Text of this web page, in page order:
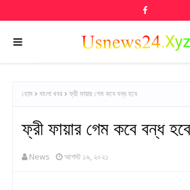
হোম বাংলা খবর ফ্রী ফায়ার গেম কবে বন্ধ হবে
ফ্রী ফায়ার গেম কবে বন্ধ হবে
News আগস্ট ১৯, ২০২১